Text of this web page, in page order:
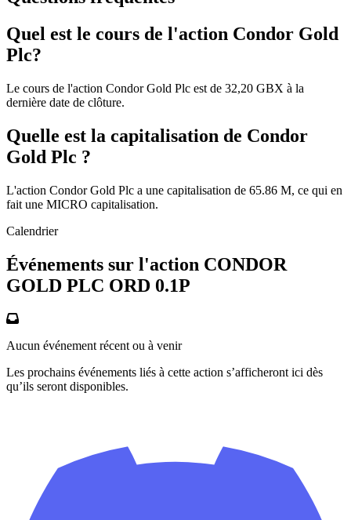
Quel est le cours de l'action Condor Gold
Plc?
Le cours de l'action Condor Gold Plc est de 32,20 GBX à la
dernière date de clôture.
Quelle est la capitalisation de Condor
Gold Plc ?
L'action Condor Gold Plc a une capitalisation de 65.86 M, ce qui en
fait une MICRO capitalisation.
Calendrier
Événements sur l'action CONDOR
GOLD PLC ORD 0.1P
Aucun événement récent ou à venir
Les prochains événements liés à cette action s’afficheront ici dès
qu’ils seront disponibles.